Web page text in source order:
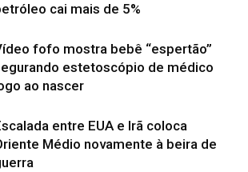
cai mais de 5%
fofo mostra bebê “espertão”
estetoscópio de médico
ao nascer
entre EUA e Irã coloca
Médio novamente à beira de